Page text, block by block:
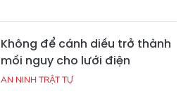
Không để cánh diều trở thành
mối nguy cho lưới điện
AN NINH TRẬT TỰ